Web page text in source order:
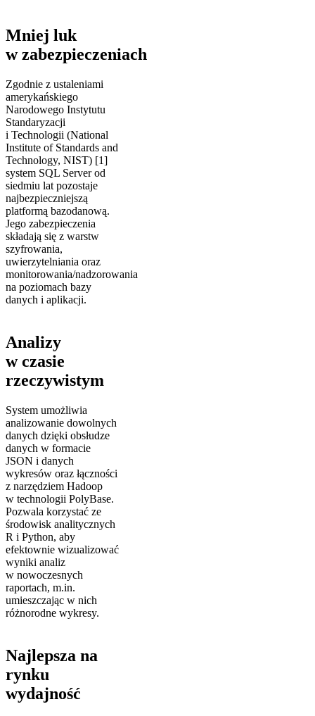
Mniej luk
w zabezpieczeniach
Zgodnie z ustaleniami
amerykańskiego
Narodowego Instytutu
Standaryzacji
i Technologii (National
Institute of Standards and
Technology, NIST) [1]
system SQL Server od
siedmiu lat pozostaje
najbezpieczniejszą
platformą bazodanową.
Jego zabezpieczenia
składają się z warstw
szyfrowania,
uwierzytelniania oraz
monitorowania/nadzorowania
na poziomach bazy
danych i aplikacji.
Analizy
w czasie
rzeczywistym
System umożliwia
analizowanie dowolnych
danych dzięki obsłudze
danych w formacie
JSON i danych
wykresów oraz łączności
z narzędziem Hadoop
w technologii PolyBase.
Pozwala korzystać ze
środowisk analitycznych
R i Python, aby
efektownie wizualizować
wyniki analiz
w nowoczesnych
raportach, m.in.
umieszczając w nich
różnorodne wykresy.
Najlepsza na
rynku
wydajność